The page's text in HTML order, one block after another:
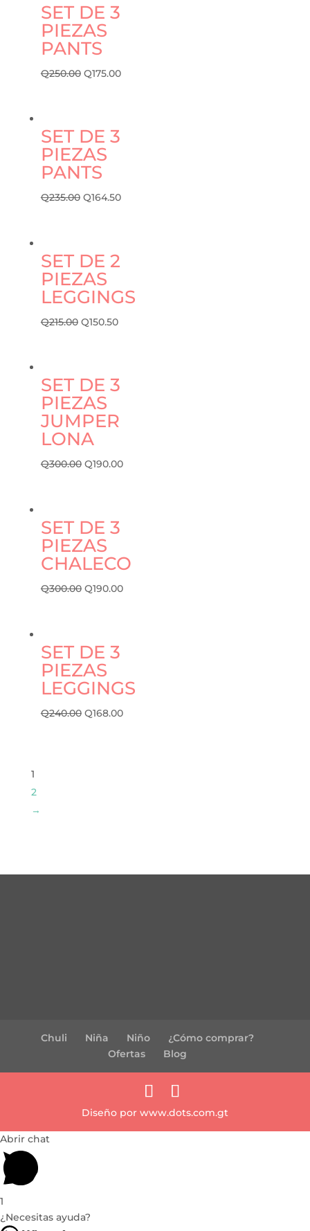
SET DE 3
PIEZAS
PANTS
Q250.00 Q175.00
SET DE 3
PIEZAS
PANTS
Q235.00 Q164.50
SET DE 2
PIEZAS
LEGGINGS
Q215.00 Q150.50
SET DE 3
PIEZAS
JUMPER
LONA
Q300.00 Q190.00
SET DE 3
PIEZAS
CHALECO
Q300.00 Q190.00
SET DE 3
PIEZAS
LEGGINGS
Q240.00 Q168.00
1
2
→
Chuli Niña Niño
¿Cómo comprar?
Ofertas
Blog
Diseño por www.dots.com.gt
Abrir chat
1
¿Necesitas ayuda?